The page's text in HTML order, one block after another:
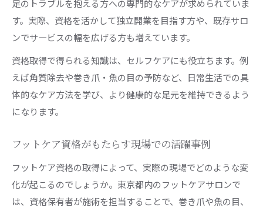
足のトラブルを抱える方への専門的なケアが求められていま
す。実際、資格を活かして独立開業を目指す方や、既存サロ
ンでサービスの幅を広げる方も増えています。
資格取得で得られる知識は、セルフケアにも役立ちます。例
えば角質除去や巻き爪・魚の目の予防など、日常生活での具
体的なケア方法を学び、より健康的な足元を維持できるよう
になります。
フットケア資格がもたらす現場での活躍事例
フットケア資格の取得によって、実際の現場でどのような変
化が起こるのでしょうか。東京都内のフットケアサロンで
は、資格保有者が施術を担当することで、巻き爪や魚の目、